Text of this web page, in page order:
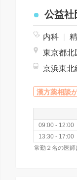
公益社
内科
東京都北
漢方薬相談
09:00 - 12:00
13:30 - 17:00